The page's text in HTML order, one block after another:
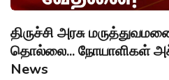
திருச்சி அரசு
தொல்லை... நோயாளிகள்
News